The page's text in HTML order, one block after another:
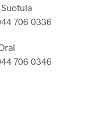
706 0336
706 0346